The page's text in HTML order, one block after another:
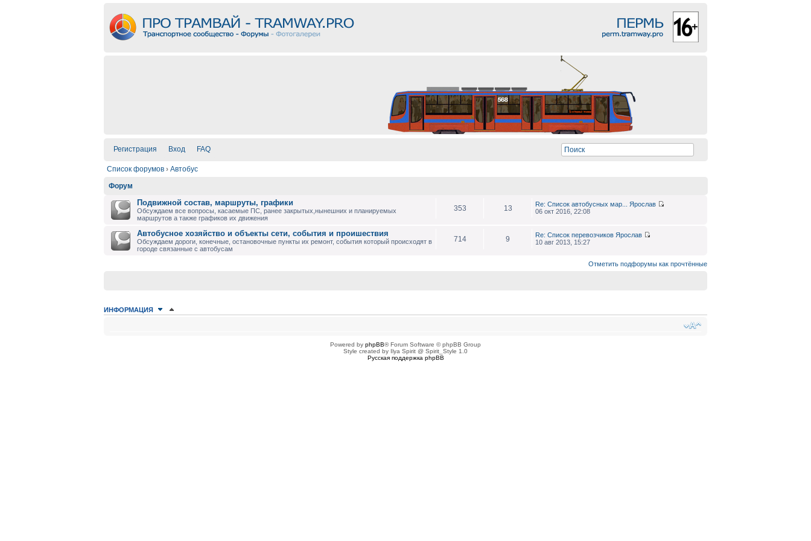
Регистрация Вход FAQ
Список форумов › Автобус
Форум
Подвижной состав, маршруты, графики
Обсуждаем все вопросы, касаемые ПС, ранее закрытых,нынешних и планируемых
маршрутов а также графиков их движения
353 13 Re: Список автобусных мар...
Ярослав
06 окт 2016, 22:08
Автобусное хозяйство и объекты сети, события и проишествия
Обсуждаем дороги, конечные, остановочные пункты их ремонт, события который происходят в
городе связанные с автобусам
714 9 Re: Список перевозчиков Ярослав
10 авг 2013, 15:27
Отметить подфорумы как прочтённые
ИНФОРМАЦИЯ
Сейчас этот форум просматривают: нет зарегистрированных пользователейPowered by phpBB® Forum Software © phpBB Group
Style created by Ilya Spirit @ Spirit_Style 1.0
Русская поддержка phpBB